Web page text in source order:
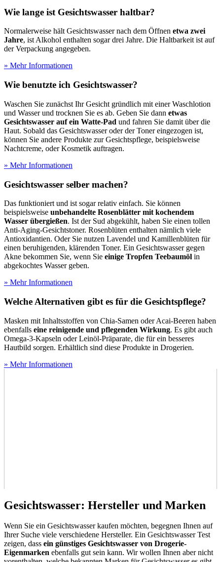
Wie lange ist Gesichtswasser haltbar?
Normalerweise hält Gesichtswasser nach dem Öffnen etwa zwei
Jahre, ist Alkohol enthalten sogar drei Jahre. Die Haltbarkeit ist auf
der Verpackung angegeben.
» Mehr Informationen
Wie benutzte ich Gesichtswasser?
Waschen Sie zunächst Ihr Gesicht gründlich mit einer Waschlotion
und Wasser und trocknen Sie es ab. Geben Sie dann etwas
Gesichtswasser auf ein Watte-Pad und fahren Sie damit über die
Haut. Sobald das Gesichtswasser oder der Toner eingezogen ist,
können Sie andere Produkte zur Gesichtspflege, beispielsweise
Nachtcreme, oder Kosmetik auftragen.
» Mehr Informationen
Gesichtswasser selber machen?
Das funktioniert und ist sogar relativ einfach. Sie können
beispielsweise unbehandelte Rosenblätter mit kochendem
Wasser übergießen. Ist der Sud abgekühlt, haben Sie einen tollen
Anti-Aging-Gesichtstoner. Rosenblüten enthalten nämlich viele
Antioxidantien. Oder Sie nutzen Lavendel und Kamillenblüten für
einen beruhigenden, klärenden Toner. Ein Gesichtswasser gegen
Akne bekommen Sie, wenn Sie einige Tropfen Teebaumöl in
abgekochtes Wasser geben.
» Mehr Informationen
Welche Alternativen gibt es für die Gesichtspflege?
Masken mit Inhaltsstoffen von Chia-Samen oder Acai-Beeren haben
ebenfalls eine reinigende und pflegenden Wirkung. Es gibt auch
Omega-3-Kapseln oder Leinöl-Präparate, die für ein besseres
Hautbild sorgen. Erhältlich sind diese Produkte in Drogerien.
» Mehr Informationen
Gesichtswasser: Hersteller und Marken
Wenn Sie ein Gesichtswasser kaufen möchten, begegnen Ihnen auf
Ihrer Suche viele verschiedene Hersteller. Ein Gesichtswasser Test
zeigen, dass ein günstiges Gesichtswasser von Drogerie-
Eigenmarken ebenfalls gut sein kann. Wir wollen Ihnen aber nicht